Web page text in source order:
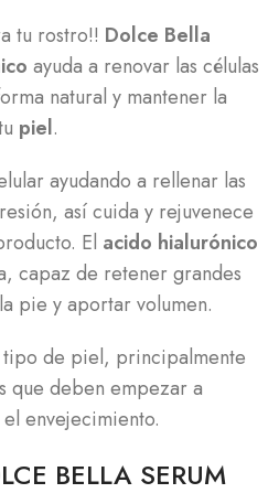
tu rostro!! Dolce Bella
ayuda a renovar las células
natural y mantener la
piel.
ayudando a rellenar las
así cuida y rejuvenece
El acido hialurónico
capaz de retener grandes
pie y aportar volumen.
de piel, principalmente
que deben empezar a
envejecimiento.
BELLA SERUM